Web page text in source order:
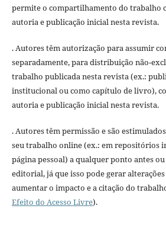
permite o compartilhamento do trabalho
autoria e publicação inicial nesta revista.
. Autores têm autorização para assumir
separadamente, para distribuição não-
trabalho publicada nesta revista (ex.:
institucional ou como capítulo de livro),
autoria e publicação inicial nesta revista.
. Autores têm permissão e são
seu trabalho online (ex.: em repositórios
página pessoal) a qualquer ponto antes
editorial, já que isso pode gerar
aumentar o impacto e a citação do
Efeito do Acesso Livre).